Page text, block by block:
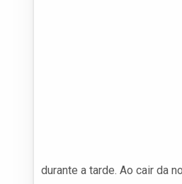
durante a tarde. Ao cair da